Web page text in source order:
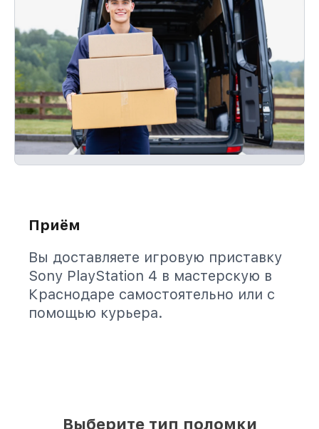
Приём
Вы доставляете игровую приставку
Sony PlayStation 4 в мастерскую в
Краснодаре самостоятельно или с
помощью курьера.
Выберите тип поломки